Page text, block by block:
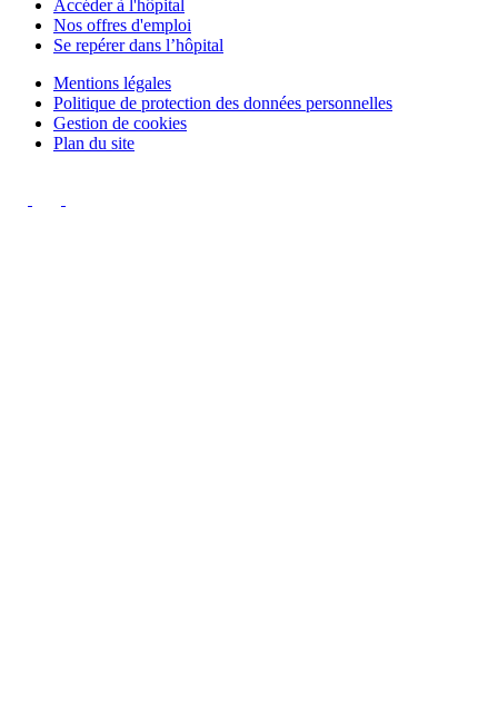
Accéder à l'hôpital
Nos offres d'emploi
Se repérer dans l’hôpital
Mentions légales
Politique de protection des données personnelles
Gestion de cookies
Plan du site